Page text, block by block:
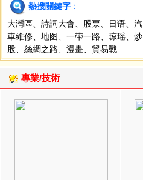
熱搜關鍵字 ：
大灣區
詩詞大會 股票 日语
汽
車維修
地图 一帶一路 琼瑶
炒
股
絲綢之路 漫畫 貿易戰
專業/技術